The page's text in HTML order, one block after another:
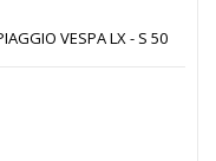
VESPA LX - S 50